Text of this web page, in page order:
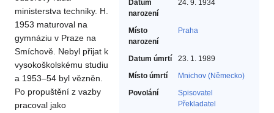
Datum
narození
24. 9. 1934
Místo
narození
Praha
Datum úmrtí
23. 1. 1989
Místo úmrtí
Mnichov (Německo)
Povolání
Spisovatel‎
Překladatel‎
ministerstva techniky. H.
1953 maturoval na
gymnáziu v Praze na
Smíchově. Nebyl přijat k
vysokoškolskému studiu
a 1953–54 byl vězněn.
Po propuštění z vazby
pracoval jako